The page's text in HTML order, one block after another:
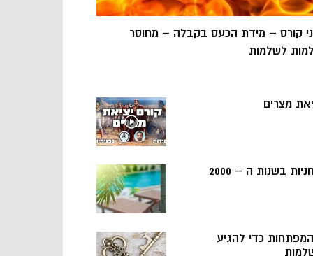
קורס – מידת הכעס בקבלה – מחוסר
לשלמות
מצרים
בשנות ה – 2000
5 המפתחות כדי להגיע